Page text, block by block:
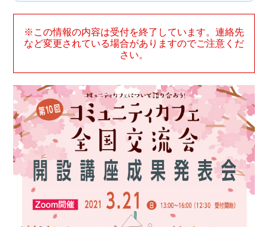
※この情報の内容は受付を終了しています。連絡先
など変更されている場合がありますのでご注意くだ
さい。